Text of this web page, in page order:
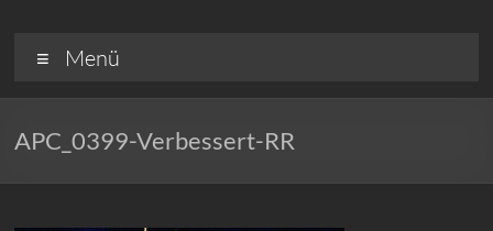
Menü
APC_0399-Verbessert-RR